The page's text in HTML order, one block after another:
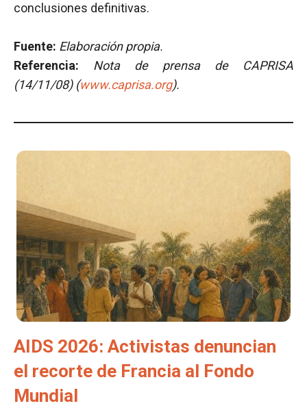
conclusiones definitivas.
Fuente: Elaboración propia.
Referencia:
Nota de prensa de CAPRISA
(14/11/08) (www.caprisa.org).
AIDS 2026: Activistas denuncian
el recorte de Francia al Fondo
Mundial